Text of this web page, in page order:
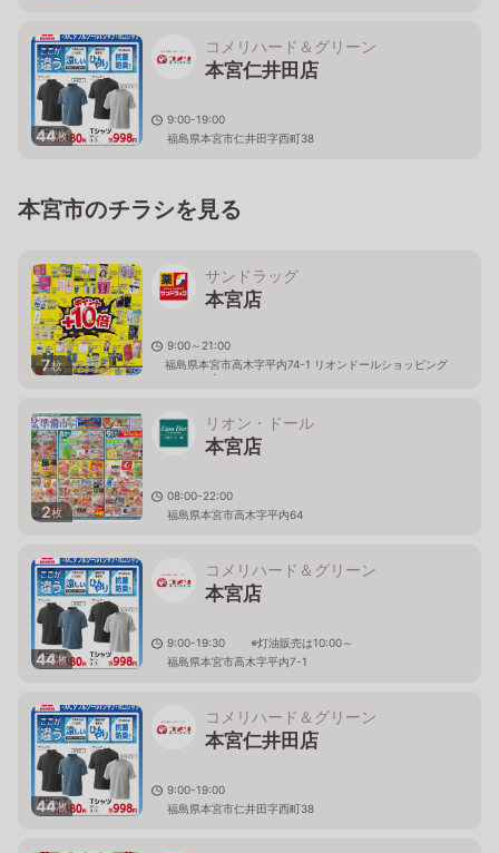
44枚
コメリハード＆グリーン
本宮仁井田店
9:00-19:00
福島県本宮市仁井田字西町38
本宮市のチラシを見る
7枚
サンドラッグ
本宮店
9:00～21:00
福島県本宮市高木字平内74-1 リオンドールショッピング
センター内
2枚
リオン・ドール
本宮店
08:00-22:00
福島県本宮市高木字平内64
44枚
コメリハード＆グリーン
本宮店
9:00-19:30 ※灯油販売は10:00～
福島県本宮市高木字平内7-1
44枚
コメリハード＆グリーン
本宮仁井田店
9:00-19:00
福島県本宮市仁井田字西町38